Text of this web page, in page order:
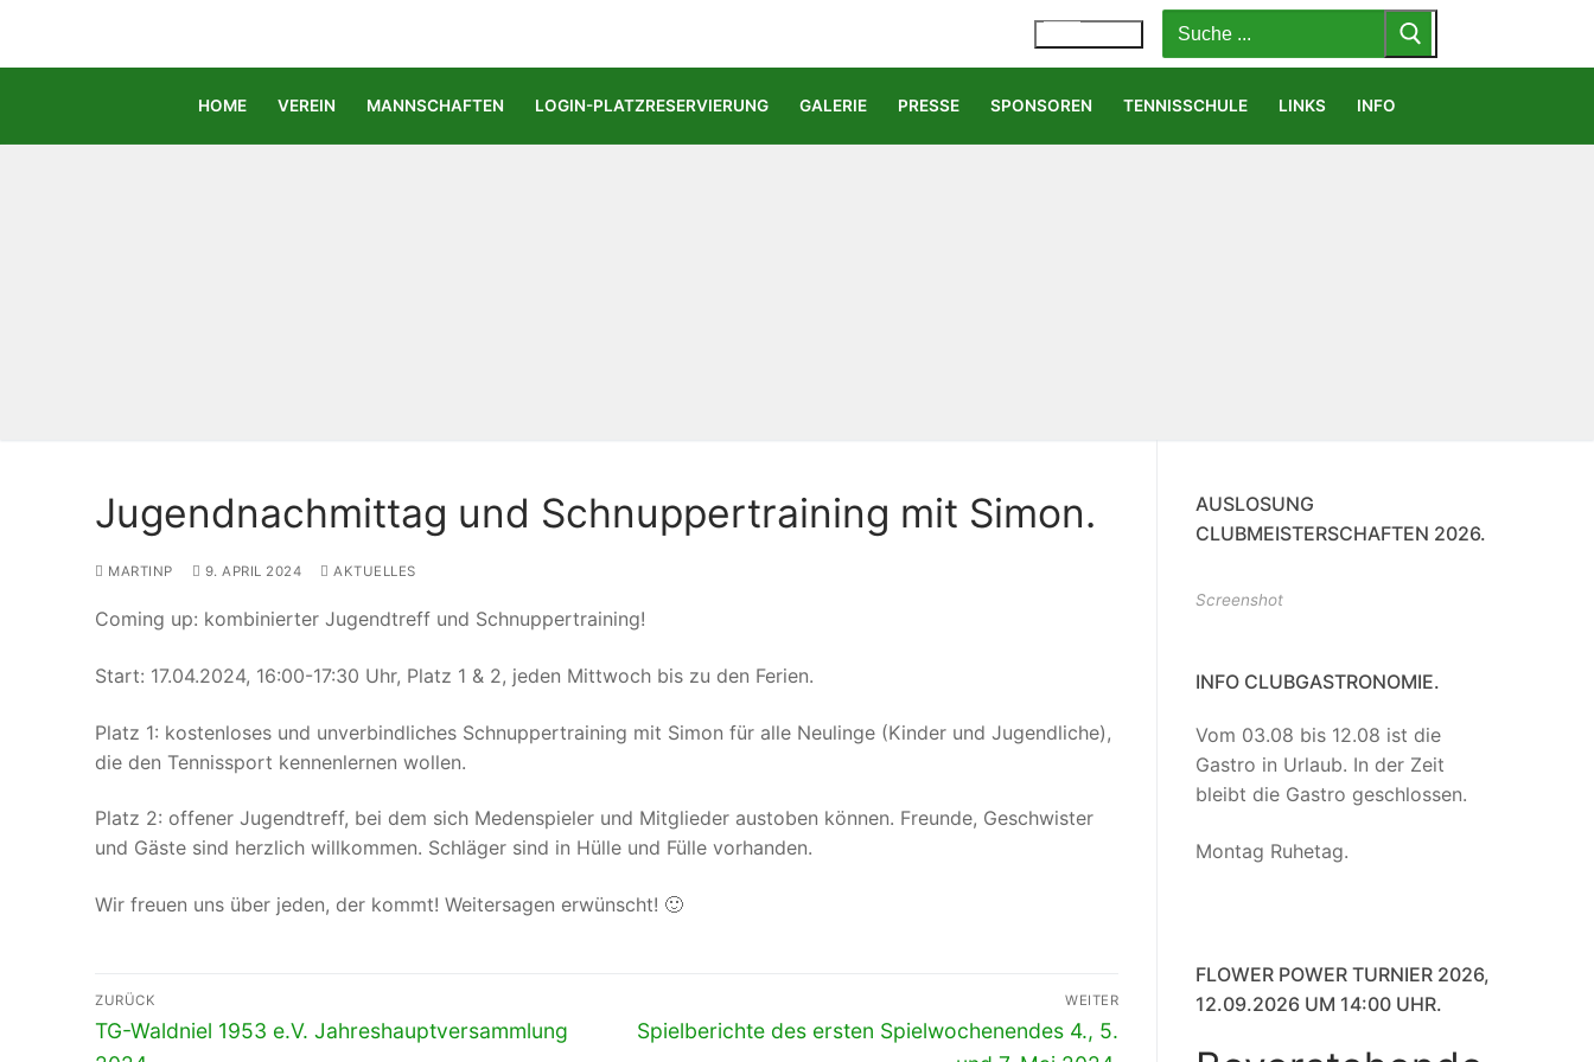
springen
Suchen
nach:
HOME VEREIN MANNSCHAFTEN LOGIN-PLATZRESERVIERUNG GALERIE PRESSE SPONSOREN TENNISSCHULE LINKS INFO
Jugendnachmittag und Schnuppertraining mit Simon.
MARTINP 9. APRIL 2024 AKTUELLES
Coming up: kombinierter Jugendtreff und Schnuppertraining!
Start: 17.04.2024, 16:00-17:30 Uhr, Platz 1 & 2, jeden Mittwoch bis zu den Ferien.
Platz 1: kostenloses und unverbindliches Schnuppertraining mit Simon für alle Neulinge (Kinder und Jugendliche),
die den Tennissport kennenlernen wollen.
Platz 2: offener Jugendtreff, bei dem sich Medenspieler und Mitglieder austoben können. Freunde, Geschwister
und Gäste sind herzlich willkommen. Schläger sind in Hülle und Fülle vorhanden.
Wir freuen uns über jeden, der kommt! Weitersagen erwünscht! 🙂
Beitragsnavigation
ZURÜCK
Vorheriger
TG-Waldniel 1953 e.V. Jahreshauptversammlung
WEITER
Nächster
Spielberichte des ersten Spielwochenendes 4., 5.
AUSLOSUNG
CLUBMEISTERSCHAFTEN 2026.
Screenshot
INFO CLUBGASTRONOMIE.
Vom 03.08 bis 12.08 ist die
Gastro in Urlaub. In der Zeit
bleibt die Gastro geschlossen.
Montag Ruhetag.
FLOWER POWER TURNIER 2026,
12.09.2026 UM 14:00 UHR.